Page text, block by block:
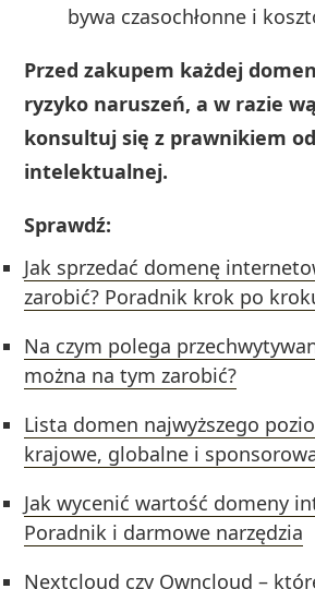
bywa czasochłonne i
Przed zakupem każdej
ryzyko naruszeń, a w razie
konsultuj się z prawnikiem od
intelektualnej.
Sprawdź:
Jak sprzedać domenę
zarobić? Poradnik krok po
Na czym polega
można na tym zarobić?
Lista domen najwyższego
krajowe, globalne i
Jak wycenić wartość domeny
Poradnik i darmowe narzędzia
Nextcloud czy Owncloud –